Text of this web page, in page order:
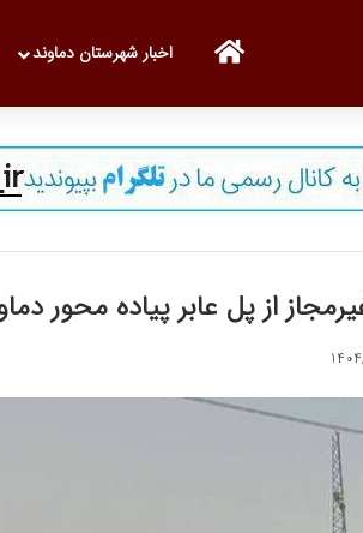
صفحه نخست
اخبار شهرستان دماوند
از پل عابر پیاده محور